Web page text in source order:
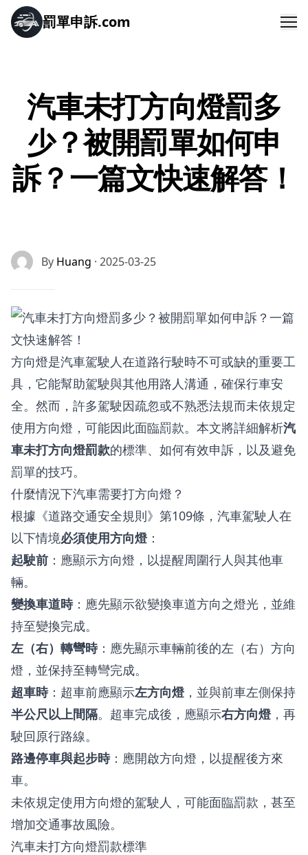
罰單申訴.com
汽車未打方向燈罰多
少？被開罰單如何申
訴？一篇文快速解答！
By Huang · 2025-03-25
方向燈是汽車駕駛人在道路行駛時不可或缺的重要工
具，它能幫助駕駛與其他用路人溝通，確保行車安
全。然而，許多駕駛因疏忽或不熟悉法規而未依規定
使用方向燈，可能因此面臨罰款。本文將詳細解析汽
車未打方向燈罰款的標準、如何有效申訴，以及避免
罰單的技巧。
什麼情況下汽車需要打方向燈？
根據《道路交通安全規則》第109條，汽車駕駛人在
以下情境必須使用方向燈：
起駛前 ：應顯示方向燈，以提醒周圍行人與其他車
輛。
變換車道時：應先顯示欲變換車道方向之燈光，並維
持至變換完成。
左（右）轉彎時：應先顯示車輛前後的左（右）方向
燈，並保持至轉彎完成。
超車時：超車前應顯示左方向燈，並與前車左側保持
半公尺以上間隔。超車完成後，應顯示右方向燈，再
駛回原行路線。
路邊停車與起步時：應開啟方向燈，以提醒後方來
車。
未依規定使用方向燈的駕駛人，可能面臨罰款，甚至
增加交通事故風險。
汽車未打方向燈罰款標準